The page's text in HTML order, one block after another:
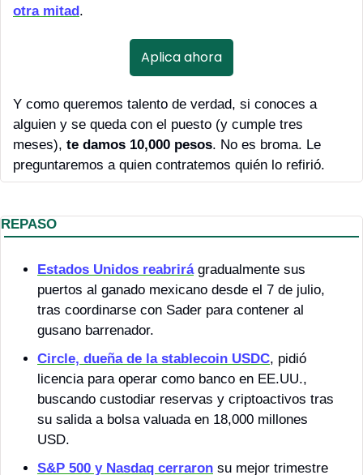
otra mitad.
Aplica ahora
Y como queremos talento de verdad, si conoces a
alguien y se queda con el puesto (y cumple tres
meses), te damos 10,000 pesos. No es broma. Le
preguntaremos a quien contratemos quién lo refirió.
REPASO
Estados Unidos reabrirá gradualmente sus
puertos al ganado mexicano desde el 7 de julio,
tras coordinarse con Sader para contener al
gusano barrenador.
Circle, dueña de la stablecoin USDC, pidió
licencia para operar como banco en EE.UU.,
buscando custodiar reservas y criptoactivos tras
su salida a bolsa valuada en 18,000 millones
USD.
S&P 500 y Nasdaq cerraron su mejor trimestre